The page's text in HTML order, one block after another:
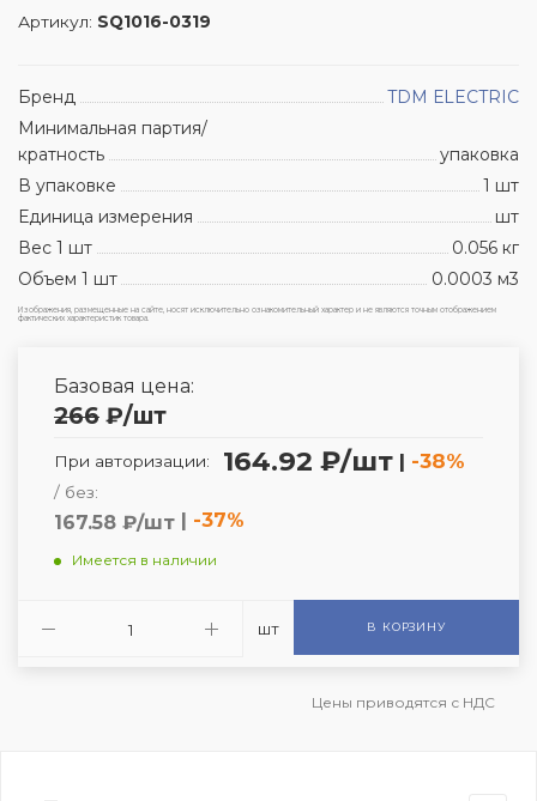
Артикул: SQ1016-0319
Бренд
TDM ЕLECTRIC
Минимальная партия/
кратность
упаковка
В упаковке
1 шт
Единица измерения
шт
Вес 1 шт
0.056 кг
Объем 1 шт
0.0003 м3
Изображения, размещенные на сайте, носят исключительно ознакомительный характер и не являются точным отображением
фактических характеристик товара.
Базовая цена:
266 ₽/шт
При авторизации: 164.92 ₽/шт | -38%
/ без:
167.58 ₽/шт | -37%
Имеется в наличии
шт В КОРЗИНУ
Цены приводятся с НДС